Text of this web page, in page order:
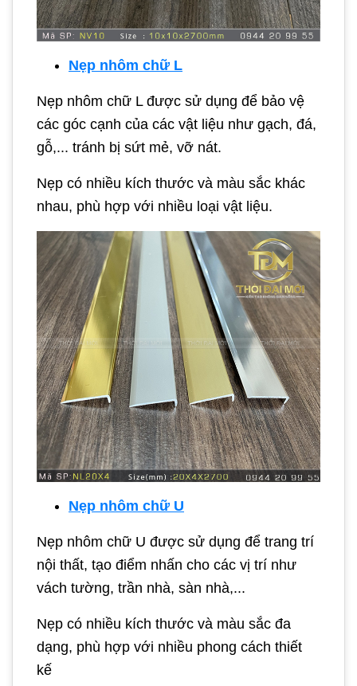
Nẹp nhôm chữ L
Nẹp nhôm chữ L được sử dụng để bảo vệ
các góc cạnh của các vật liệu như gạch, đá,
gỗ,... tránh bị sứt mẻ, vỡ nát.
Nẹp có nhiều kích thước và màu sắc khác
nhau, phù hợp với nhiều loại vật liệu.
Nẹp nhôm chữ U
Nẹp nhôm chữ U được sử dụng để trang trí
nội thất, tạo điểm nhấn cho các vị trí như
vách tường, trần nhà, sàn nhà,...
Nẹp có nhiều kích thước và màu sắc đa
dạng, phù hợp với nhiều phong cách thiết
kế